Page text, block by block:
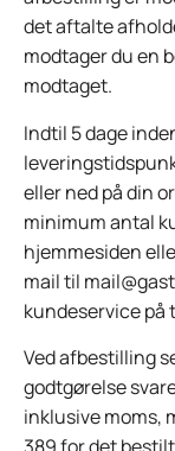
det aftalte
modtager du en
modtaget.
Indtil 5 dage
eller ned på din
minimum antal
hjemmesiden
mail til
kundeservice på
Ved afbestilling
godtgørelse
inklusive moms,